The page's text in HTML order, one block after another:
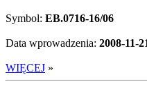
Symbol: EB.0716-16/06
Data wprowadzenia: 2008-11-
WIĘCEJ »